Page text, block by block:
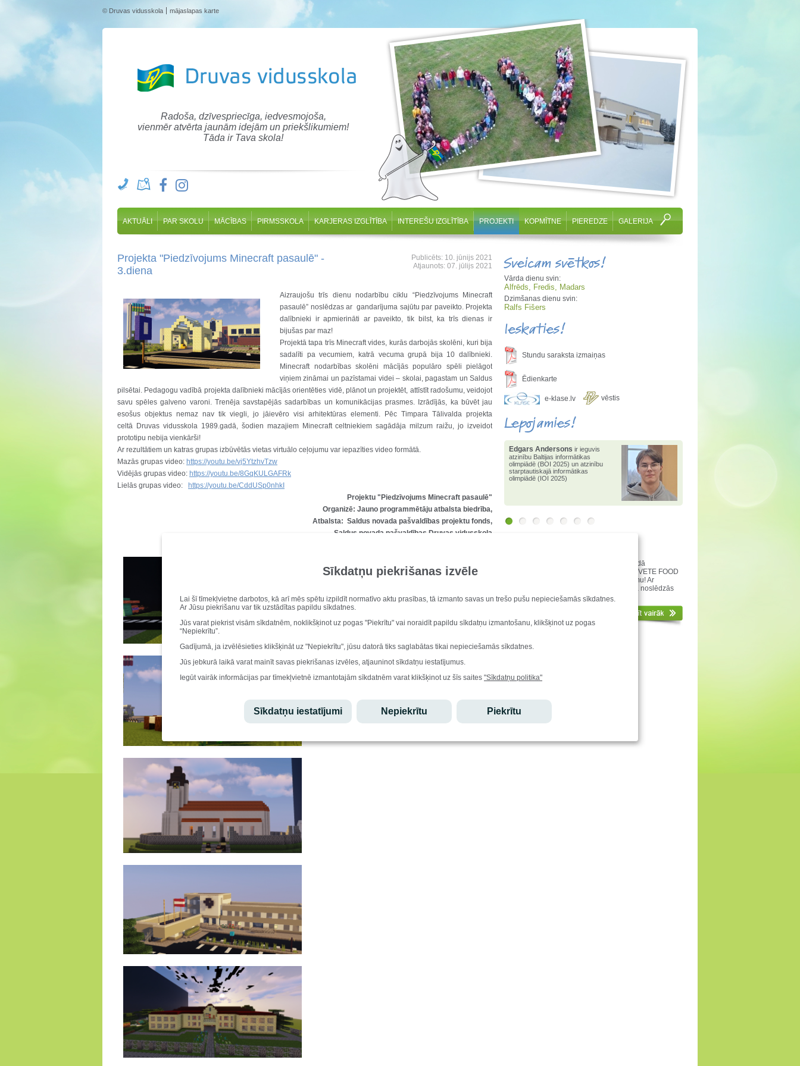
Sīkdatņu piekrišanas izvēle
Lai šī tīmekļvietne darbotos, kā arī mēs spētu izpildīt normatīvo aktu prasības, tā izmanto savas un trešo pušu nepieciešamās sīkdatnes.
Ar Jūsu piekrišanu var tik uzstādītas papildu sīkdatnes.
Jūs varat piekrist visām sīkdatnēm, noklikšķinot uz pogas "Piekrītu" vai noraidīt papildu sīkdatņu izmantošanu, klikšķinot uz pogas
“Nepiekrītu”.
Gadījumā, ja izvēlēsieties klikšķināt uz "Nepiekrītu", jūsu datorā tiks saglabātas tikai nepieciešamās sīkdatnes.
Jūs jebkurā laikā varat mainīt savas piekrišanas izvēles, atjauninot sīkdatņu iestatījumus.
Iegūt vairāk informācijas par tīmekļvietnē izmantotajām sīkdatnēm varat klikšķinot uz šīs saites "Sīkdatņu politika"
Sīkdatņu iestatījumi Nepiekrītu Piekrītu
© Druvas vidusskola mājaslapas karte
Radoša, dzīvespriecīga, iedvesmojoša,
vienmēr atvērta jaunām idejām un priekšlikumiem!
Tāda ir Tava skola!
AKTUĀLI PAR SKOLU MĀCĪBAS PIRMSSKOLA KARJERAS IZGLĪTĪBA INTEREŠU IZGLĪTĪBA PROJEKTI KOPMĪTNE PIEREDZE GALERIJA
Projekta "Piedzīvojums Minecraft pasaulē" -
3.diena
Publicēts: 10. jūnijs 2021
Atjaunots: 07. jūlijs 2021
Aizraujošu trīs dienu nodarbību ciklu “Piedzīvojums Minecraft
pasaulē” noslēdzas ar gandarījuma sajūtu par paveikto. Projekta
dalībnieki ir apmierināti ar paveikto, tik bilst, ka trīs dienas ir
bijušas par maz!
Projektā tapa trīs Minecraft vides, kurās darbojās skolēni, kuri bija
sadalīti pa vecumiem, katrā vecuma grupā bija 10 dalībnieki.
Minecraft nodarbības skolēni mācījās populāro spēli pielāgot
viņiem zināmai un pazīstamai videi – skolai, pagastam un Saldus
pilsētai. Pedagogu vadībā projekta dalībnieki mācījās orientēties vidē, plānot un projektēt, attīstīt radošumu, veidojot
savu spēles galveno varoni. Trenēja savstapējās sadarbības un komunikācijas prasmes. Izrādījās, ka būvēt jau
esošus objektus nemaz nav tik viegli, jo jāievēro visi arhitektūras elementi. Pēc Timpara Tālivalda projekta
celtā Druvas vidusskola 1989.gadā, šodien mazajiem Minecraft celtniekiem sagādāja milzum raižu, jo izveidot
prototipu nebija vienkārši!
Ar rezultātiem un katras grupas izbūvētās vietas virtuālo ceļojumu var iepazīties video formātā.
Mazās grupas video: https://youtu.be/vj5YtzhvTzw
Vidējās grupas video: https://youtu.be/8GqKULGAFRk
Lielās grupas video:
https://youtu.be/CddUSp0nhkI
Projektu "Piedzīvojums Minecraft pasaulē"
Organizē: Jauno programmētāju atbalsta biedrība,
Atbalsta: Saldus novada pašvaldības projektu fonds,
Saldus novada pašvaldības Druvas vidusskola
Sveicam svētkos!
Vārda dienu svin:
Alfrēds, Fredis, Madars
Dzimšanas dienu svin:
Ralfs Fišers
Ieskaties!
Stundu saraksta izmaiņas
Ēdienkarte
e-klase.lv vēstis
Lepojamies!
Edgars Andersons ir ieguvis
atzinību Baltijas informātikas
olimpiādē (BOI 2025) un atzinību
starptautiskajā informātikas
olimpiādē (IOI 2025)
Edgars Andersons 2025. gadā
ieguvis 1.pakāpi valsts
informātikas olimpiādē,1.vietu
valstī konkursā "Bebr[a]s" un
3.pakāpi matemātikas atklātajā
Novada 4. klašu skolēnu un skolotāju vārdā
vissirsnīgākais Paldies uzņēmumam TĒRVETE FOOD
par iespēju baudīt gardo Druvas saldējumu! Ar
saldējuma mielošanos Druvas vidusskolā noslēdzās
novada 4.klašu “Prāta spēles”! Paldies!